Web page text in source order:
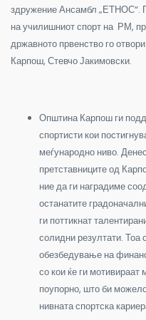
здружение Ансамбл „ЕТНОС“.
на училишниот спорт на РМ,
државното првенство го
Карпош, Стевчо Јакимовски.
Општина Карпош ги
спортисти кои
меѓународно ниво.
претставниците од
ние да ги наградиме
останатите
ги поттикнат
солидни резултати. Тоа
обезбедување на
со кои ќе ги
поупорно, што би
нивната спортска